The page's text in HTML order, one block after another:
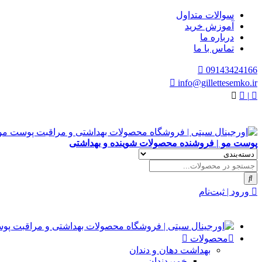
سوالات متداول
آموزش خرید
درباره ما
تماس با ما
09143424166
info@gillettesemko.ir
|
پوست مو | فروشنده محصولات شوینده و بهداشتی
ورود | ثبت‌نام
محصولات
بهداشت دهان و دندان